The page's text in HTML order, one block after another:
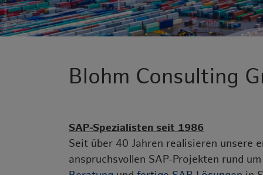
Blohm Consulting
SAP-Spezialisten seit 1986
Seit über 40 Jahren realisieren unsere
anspruchsvollen SAP-Projekten rund